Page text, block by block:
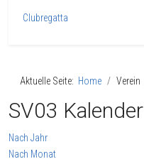
Clubregatta
Aktuelle Seite: Home Verein
SV03 Kalender
Nach Jahr
Nach Monat